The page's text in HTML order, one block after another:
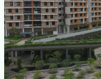
ki
a
fenntartható
város